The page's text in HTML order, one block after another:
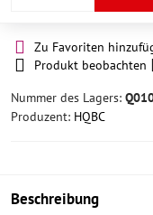
Zu Favoriten
Produkt beobachten
Nummer des Lagers:
Produzent: HQBC
Beschreibung